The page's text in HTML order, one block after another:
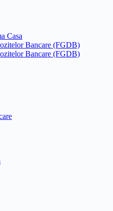
Casa
Bancare (FGDB)
Bancare (FGDB)